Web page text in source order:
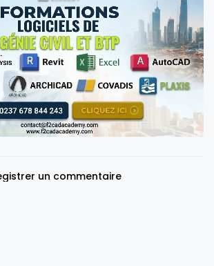
un commentaire